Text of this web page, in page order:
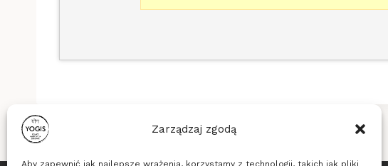
Zarządzaj zgodą
Aby zapewnić jak najlepsze wrażenia, korzystamy z technologii, takich jak pliki